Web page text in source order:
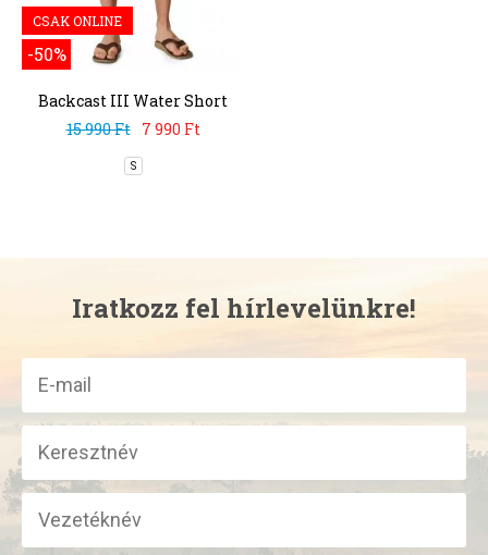
CSAK ONLINE
-50%
Backcast III Water Short
15 990 Ft
7 990 Ft
S
Iratkozz fel hírlevelünkre!